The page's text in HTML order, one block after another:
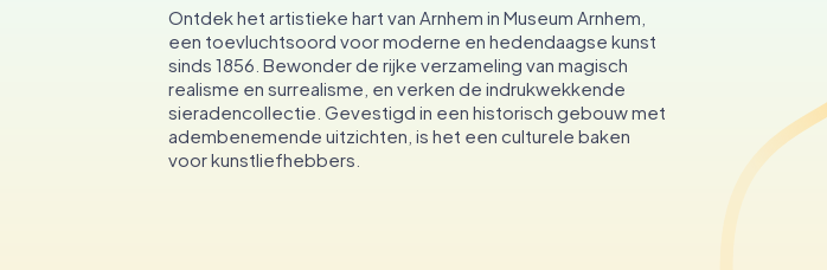
Ontdek het artistieke hart van Arnhem in Museum Arnhem,
een toevluchtsoord voor moderne en hedendaagse kunst
sinds 1856. Bewonder de rijke verzameling van magisch
realisme en surrealisme, en verken de indrukwekkende
sieradencollectie. Gevestigd in een historisch gebouw met
adembenemende uitzichten, is het een culturele baken
voor kunstliefhebbers.